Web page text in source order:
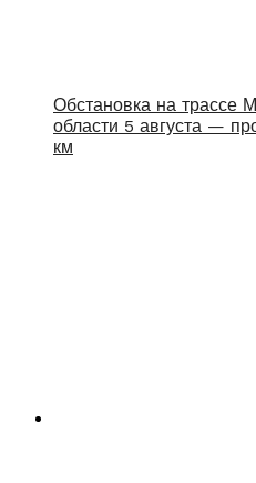
Обстановка на трассе
области 5 августа —
км